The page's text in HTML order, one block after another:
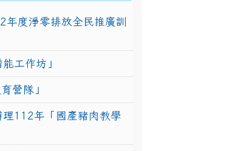
度淨零排放全民推廣訓
工作坊」
營隊」
112年「國產豬肉教學